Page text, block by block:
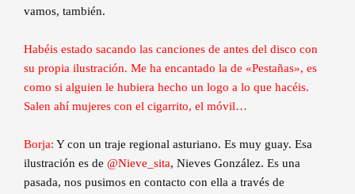
vamos, también.
Habéis estado sacando las canciones de antes del disco con
su propia ilustración. Me ha encantado la de «Pestañas», es
como si alguien le hubiera hecho un logo a lo que hacéis.
Salen ahí mujeres con el cigarrito, el móvil…
Borja: Y con un traje regional asturiano. Es muy guay. Esa
ilustración es de @Nieve_sita, Nieves González. Es una
pasada, nos pusimos en contacto con ella a través de